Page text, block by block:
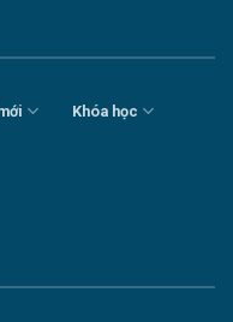
Khóa học